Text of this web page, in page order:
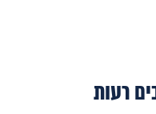
רעות